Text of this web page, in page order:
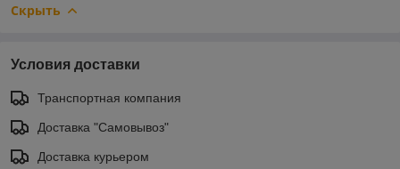
Скрыть
Условия доставки
Транспортная компания
Доставка "Самовывоз"
Доставка курьером